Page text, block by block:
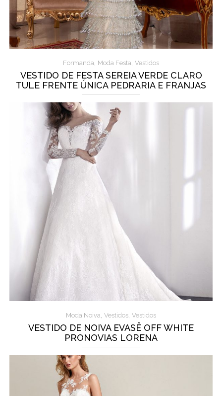
Formanda, Moda Festa, Vestidos
VESTIDO DE FESTA SEREIA VERDE CLARO
TULE FRENTE ÚNICA PEDRARIA E FRANJAS
Moda Noiva, Vestidos, Vestidos
VESTIDO DE NOIVA EVASÊ OFF WHITE
PRONOVIAS LORENA